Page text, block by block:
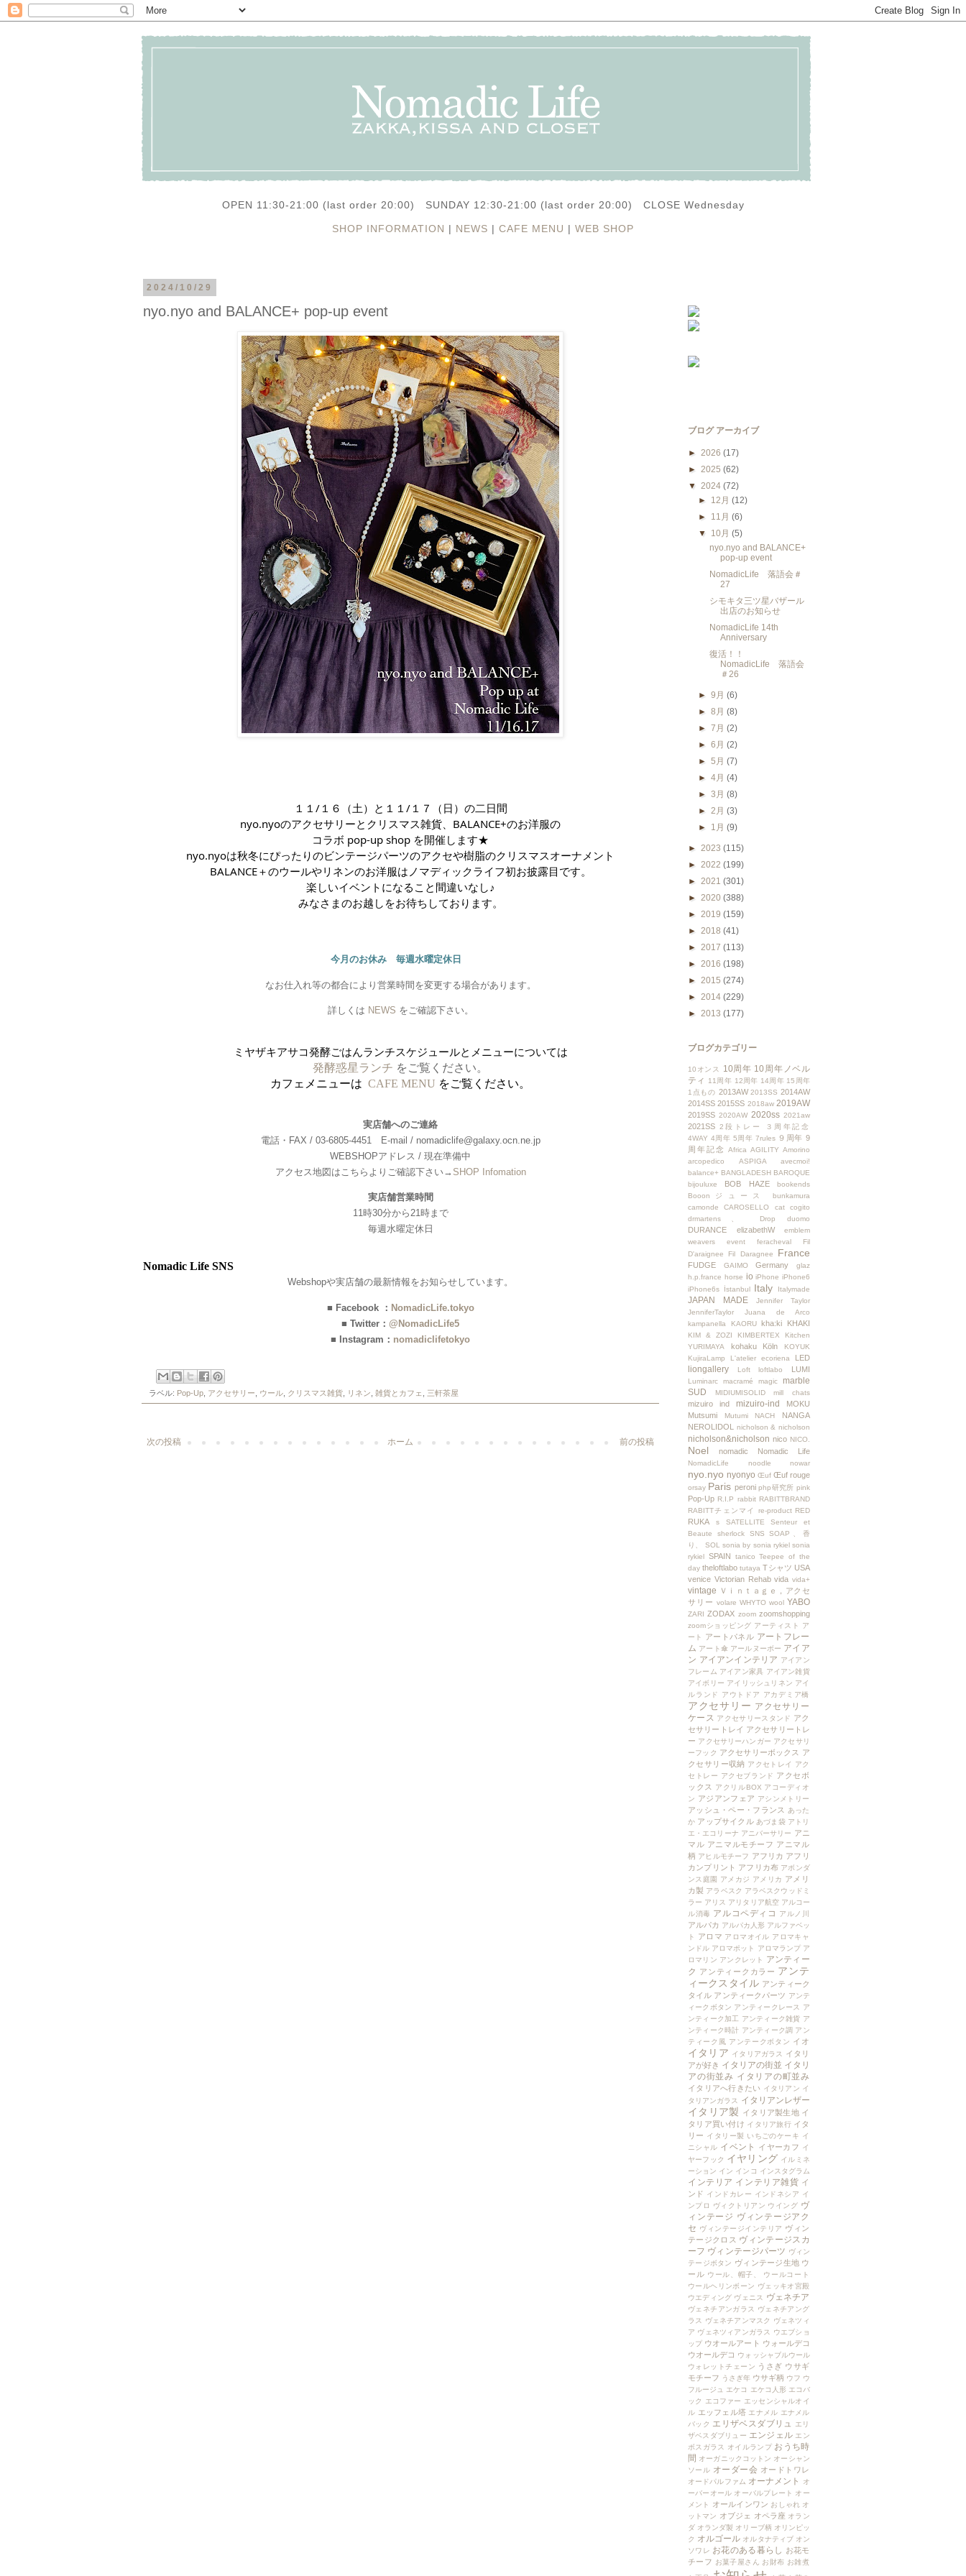
OPEN 11:30-21:00 (last order 20:00) SUNDAY 12:30-21:00 (last order 20:00) CLOSE Wednesday
SHOP INFORMATION | NEWS | CAFE MENU | WEB SHOP
2024/10/29
nyo.nyo and BALANCE+ pop-up event
１１/１６（土）と１１/１７（日）の二日間
nyo.nyoのアクセサリーとクリスマス雑貨、BALANCE+のお洋服の
コラボ pop-up shop を開催します★
nyo.nyoは秋冬にぴったりのビンテージパーツのアクセや樹脂のクリスマスオーナメント
BALANCE＋のウールやリネンのお洋服はノマディックライフ初お披露目です。
楽しいイベントになること間違いなし♪
みなさまのお越しをお待ちしております。
今月のお休み 毎週水曜定休日
なお仕入れ等の都合により営業時間を変更する場合があります。
詳しくは NEWS をご確認下さい。
ミヤザキアサコ発酵ごはんランチスケジュールとメニューについては
発酵惑星ランチ をご覧ください。
カフェメニューは CAFE MENU をご覧ください。
実店舗へのご連絡
電話・FAX / 03-6805-4451 E-mail / nomadiclife@galaxy.ocn.ne.jp
WEBSHOPアドレス / 現在準備中
アクセス地図はこちらよりご確認下さい→ SHOP Infomation
実店舗営業時間
11時30分から21時まで
毎週水曜定休日
Nomadic Life SNS
Webshopや実店舗の最新情報をお知らせしています。
■ Facebook ： NomadicLife.tokyo
■ Twitter： @NomadicLife5
■ Instagram： nomadiclifetokyo
ラベル: Pop-Up アクセサリー ウール クリスマス雑貨 リネン 雑貨とカフェ 三軒茶屋
次の投稿 前の投稿
ホーム
ブログ アーカイブ
► 2026 (17)
► 2025 (62)
▼ 2024 (72)
► 12月(12)
► 11月(6)
▼ 10月(5)
nyo.nyo and BALANCE+
pop-up event
NomadicLife 落語会＃
27
シモキタ三ツ星バザール
出店のお知らせ
NomadicLife 14th
Anniversary
復活！！
NomadicLife 落語会
＃26
►9月(6)
►8月(8)
►7月(2)
►6月(2)
►5月(7)
►4月(4)
►3月(8)
►2月(3)
► 1月(9)
► 2023 (115)
► 2022 (199)
► 2021 (301)
► 2020 (388)
► 2019 (159)
► 2018 (41)
► 2017 (113)
► 2016 (198)
► 2015 (274)
► 2014 (229)
► 2013 (177)
ブログカテゴリー
10オンス 10周年 10周年ノベル
ティ
11周年 12周年 14周年 15周年
1点もの 2013AW 2013SS 2014AW
2014SS 2015SS 2018aw 2019AW
2019SS 2020AW 2020ss 2021aw
2021SS 2段トレー
３周年記念
4WAY 4周年 5周年 7rules ９周年 9
周年記念
Africa AGILITY Amorino
arcopedico
ASPIGA
avecmoi!
balance+ BANGLADESH BAROQUE
bijouluxe
BOB HAZE
bookends
Booonジュース
bunkamura
camonde
CAROSELLO cat
cogito
drmartens、
Drop duomo
DURANCE elizabethW
emblem
weavers
event feracheval
Fil
D'araignee
Fil Daragnee France
FUDGE GAIMO Germany
glaz
h.p.france horse io iPhone iPhone6
iPhone6s
İstanbul Italy Italymade
JAPAN MADE
Jennifer Taylor
JenniferTaylor
Juana de Arco
kampanella
KAORU kha:ki KHAKI
KIM & ZOZI KIMBERTEX
Kitchen
YURIMAYA
kohaku Köln
KOYUK
KujiraLamp
L'atelier ecoriena LED
liongallery Loft loftlabo LUMI
Luminarc macramé magic
marble
SUD
MIDIUMISOLID mill chats
mizuiro ind mizuiro-ind
MOKU
Mutsumi
Mutumi NACH
NANGA
NEROLIDOL
nicholson & nicholson
nicholson&nicholson nico NICO.
Noel nomadic Nomadic Life
NomadicLife noodle nowar
nyo.nyo nyonyo Œuf Œuf rouge
orsay Paris peroni php研究所 pink
Pop-Up R.I.P rabbit RABITTBRAND
RABITTチェンマイ
re-product RED
RUKA s SATELLITE
Senteur et
Beaute
sherlock SNS
SOAP、香
り、
SOL sonia by sonia rykiel sonia
rykiel SPAIN tanico Teepee of the
day theloftlabo tutaya Tシャツ USA
venice Victorian Rehab vida vida+
vintage Ｖｉｎｔａｇｅ，アクセ
サリー volare WHYTO wool YABO
ZARI ZODAX zoom zoomshopping
zoomショッピング アーティスト
ア
ート
アートパネル アートフレー
ム アート傘 アールヌーボー アイア
ン アイアンインテリア アイアン
フレーム アイアン家具 アイアン雑貨
アイボリー アイリッシュリネン アイ
ルランド
アウトドア アカデミア橋
アクセサリー アクセサリー
ケース アクセサリースタンド アク
セサリートレイ アクセサリートレ
ー アクセサリーハンガー アクセサリ
ーフック アクセサリーボックス ア
クセサリー収納 アクセトレイ
アク
セトレー アクセブランド アクセボ
ックス
アクリルBOX アコーディオ
ン アジアンフェア アシンメトリー
アッシュ・ペー・フランス
あった
か アップサイクル あづま袋 アトリ
エ・エコリーナ アニバーサリー アニ
マル アニマルモチーフ アニマル
柄 アヒルモチーフ アフリカ アフリ
カンプリント アフリカ布 アボンダ
ンス庭園
アメカジ アメリカ アメリ
カ製 アラベスク アラベスクウッドミ
ラー アリス アリタリア航空 アルコー
ル消毒 アルコペディコ アルノ川
アルパカ アルパカ人形 アルファベッ
ト
アロマ アロマオイル アロマキャ
ンドル アロマポット アロマランプ ア
ロマリン アンクレット
アンティー
ク アンティークカラー アンテ
ィークスタイル アンティーク
タイル アンティークパーツ アンテ
ィークボタン アンティークレース
ア
ンティーク加工 アンティーク雑貨 ア
ンティーク時計 アンティーク調 アン
ティーク風
アンテークボタン イオ
イタリア イタリアガラス
イタリ
アが好き イタリアの街並 イタリ
アの街並み イタリアの町並み
イタリアへ行きたい イタリアン イ
タリアンガラス
イタリアンレザー
イタリア製 イタリア製生地 イ
タリア買い付け イタリア旅行 イタ
リー イタリー製 いちごのケーキ イ
ニシャル イベント イヤーカフ イ
ヤーフック イヤリング イルミネ
ーション イン インコ インスタグラム
インテリア インテリア雑貨 イ
ンド インドカレー インドネシア イ
ンプロ
ヴィクトリアン ウイング ヴ
ィンテージ ヴィンテージアク
セ ヴィンテージインテリア ヴィン
テージクロス ヴィンテージスカ
ーフ ヴィンテージパーツ ヴィン
テージボタン ヴィンテージ生地 ウ
ール ウール、帽子、
ウールコート
ウールヘリンボーン ヴェッキオ宮殿
ウエディング ヴェニス ヴェネチア
ヴェネチアンガラス
ヴェネチアング
ラス
ヴェネチアンマスク
ヴェネツィ
ア ヴェネツィアンガラス
ウエブショ
ップ ウオールアート ウォールデコ
ウオールデコ ウォッシャブルウール
ウォレットチェーン うさぎ ウサギ
モチーフ うさぎ年 ウサギ柄 ウフ ウ
フルージュ
エケコ エケコ人形 エコバ
ック
エコファー エッセンシャルオイ
ル エッフェル塔 エナメル エナメル
バック エリザベスダブリュ
エリ
ザベスダブリュー エンジェル エン
ボスガラス
オイルランプ おうち時
間 オーガニックコットン オーシャン
ソール オーダー会 オードトワレ
オードパルファム オーナメント
オ
ーバーオール オーバルプレート オー
メント
オールインワン おしゃれ オ
ットマン オブジェ オペラ座 オラン
ダ オランダ製 オリーブ柄 オリンピッ
ク オルゴール オルタナティブ オン
ソワレ お花のある暮らし お花モ
チーフ お菓子屋さん お財布 お雑煮